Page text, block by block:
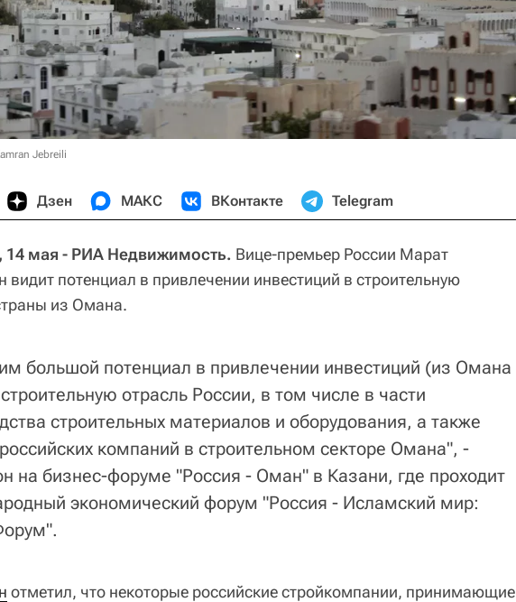
Jebreili
Дзен МАКС ВКонтакте Telegram
мая - РИА Недвижимость. Вице-премьер России Марат
видит потенциал в привлечении инвестиций в строительную
из Омана.
большой потенциал в привлечении инвестиций (из Омана
отрасль России, в том числе в части
строительных материалов и оборудования, а также
компаний в строительном секторе Омана", -
на бизнес-форуме "Россия - Оман" в Казани, где проходит
экономический форум "Россия - Исламский мир:
отметил, что некоторые российские стройкомпании, принимающие